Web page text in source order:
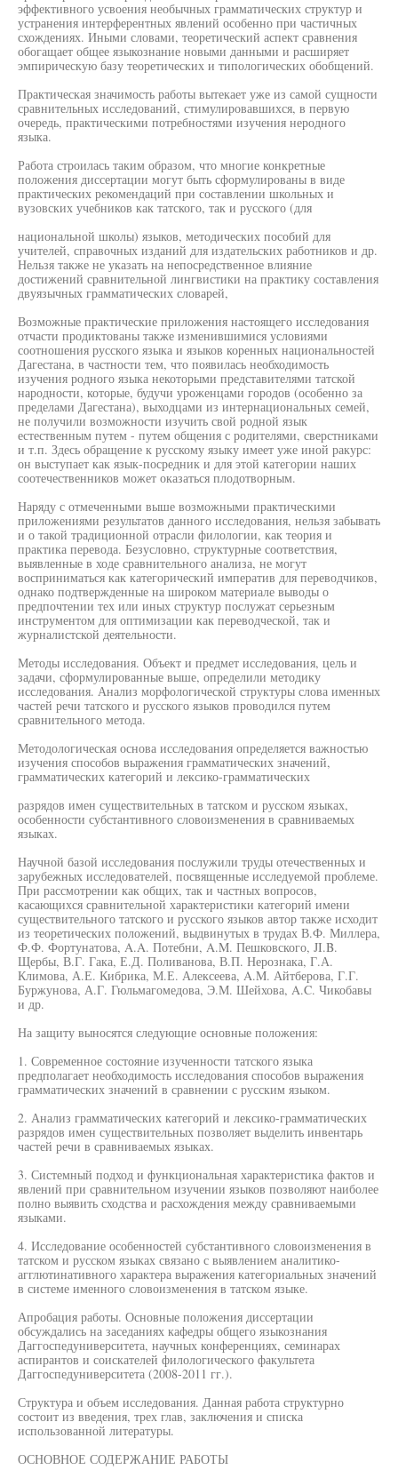
эффективного усвоения необычных грамматических структур и
устранения интерферентных явлений особенно при частичных
схождениях. Иными словами, теоретический аспект сравнения
обогащает общее языкознание новыми данными и расширяет
эмпирическую базу теоретических и типологических обобщений.
Практическая значимость работы вытекает уже из самой сущности
сравнительных исследований, стимулировавшихся, в первую
очередь, практическими потребностями изучения неродного
языка.
Работа строилась таким образом, что многие конкретные
положения диссертации могут быть сформулированы в виде
практических рекомендаций при составлении школьных и
вузовских учебников как татского, так и русского (для
национальной школы) языков, методических пособий для
учителей, справочных изданий для издательских работников и др.
Нельзя также не указать на непосредственное влияние
достижений сравнительной лингвистики на практику составления
двуязычных грамматических словарей,
Возможные практические приложения настоящего исследования
отчасти продиктованы также изменившимися условиями
соотношения русского языка и языков коренных национальностей
Дагестана, в частности тем, что появилась необходимость
изучения родного языка некоторыми представителями татской
народности, которые, будучи уроженцами городов (особенно за
пределами Дагестана), выходцами из интернациональных семей,
не получили возможности изучить свой родной язык
естественным путем - путем общения с родителями, сверстниками
и т.п. Здесь обращение к русскому языку имеет уже иной ракурс:
он выступает как язык-посредник и для этой категории наших
соотечественников может оказаться плодотворным.
Наряду с отмеченными выше возможными практическими
приложениями результатов данного исследования, нельзя забывать
и о такой традиционной отрасли филологии, как теория и
практика перевода. Безусловно, структурные соответствия,
выявленные в ходе сравнительного анализа, не могут
восприниматься как категорический императив для переводчиков,
однако подтвержденные на широком материале выводы о
предпочтении тех или иных структур послужат серьезным
инструментом для оптимизации как переводческой, так и
журналистской деятельности.
Методы исследования. Объект и предмет исследования, цель и
задачи, сформулированные выше, определили методику
исследования. Анализ морфологической структуры слова именных
частей речи татского и русского языков проводился путем
сравнительного метода.
Методологическая основа исследования определяется важностью
изучения способов выражения грамматических значений,
грамматических категорий и лексико-грамматических
разрядов имен существительных в татском и русском языках,
особенности субстантивного словоизменения в сравниваемых
языках.
Научной базой исследования послужили труды отечественных и
зарубежных исследователей, посвященные исследуемой проблеме.
При рассмотрении как общих, так и частных вопросов,
касающихся сравнительной характеристики категорий имени
существительного татского и русского языков автор также исходит
из теоретических положений, выдвинутых в трудах В.Ф. Миллера,
Ф.Ф. Фортунатова, A.A. Потебни, A.M. Пешковского, JI.B.
Щербы, В.Г. Гака, Е.Д. Поливанова, В.П. Нерознака, Г.А.
Климова, А.Е. Кибрика, М.Е. Алексеева, A.M. Айтберова, Г.Г.
Буржунова, А.Г. Гюльмагомедова, Э.М. Шейхова, A.C. Чикобавы
и др.
На защиту выносятся следующие основные положения:
1. Современное состояние изученности татского языка
предполагает необходимость исследования способов выражения
грамматических значений в сравнении с русским языком.
2. Анализ грамматических категорий и лексико-грамматических
разрядов имен существительных позволяет выделить инвентарь
частей речи в сравниваемых языках.
3. Системный подход и функциональная характеристика фактов и
явлений при сравнительном изучении языков позволяют наиболее
полно выявить сходства и расхождения между сравниваемыми
языками.
4. Исследование особенностей субстантивного словоизменения в
татском и русском языках связано с выявлением аналитико-
агглютинативного характера выражения категориальных значений
в системе именного словоизменения в татском языке.
Апробация работы. Основные положения диссертации
обсуждались на заседаниях кафедры общего языкознания
Даггоспедуниверситета, научных конференциях, семинарах
аспирантов и соискателей филологического факультета
Даггоспедуниверситета (2008-2011 гг.).
Структура и объем исследования. Данная работа структурно
состоит из введения, трех глав, заключения и списка
использованной литературы.
ОСНОВНОЕ СОДЕРЖАНИЕ РАБОТЫ